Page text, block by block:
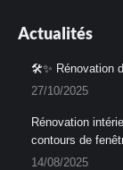
Actualités
🛠️✨ Rénovation
27/10/2025
Rénovation
contours de
14/08/2025